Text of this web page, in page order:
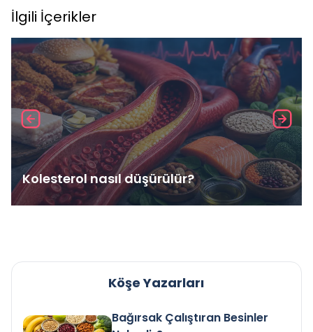
İlgili İçerikler
Kolesterol nasıl düşürülür?
Köşe Yazarları
Bağırsak Çalıştıran Besinler